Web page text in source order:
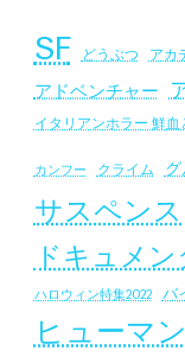
SF どうぶつ アカ
アドベンチャー
イタリアンホラー 鮮
カンフー クライム グ
サスペンス
ドキュメ
ハロウィン特集2022 バ
ヒューマ